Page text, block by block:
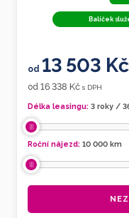
Balíček
od 13 503
od 16 338 Kč s DPH
Délka leasingu: 3 roky /
Roční nájezd: 10 000 km